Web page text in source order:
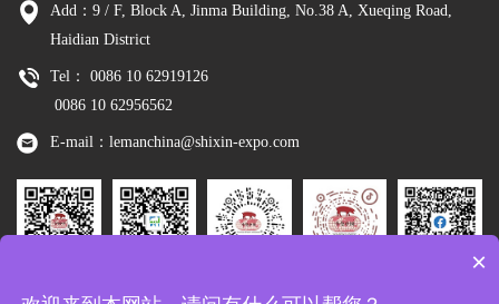
Add：9 / F, Block A, Jinma Building, No.38 A, Xueqing Road,
Haidian District
Tel： 0086 10 62919126
0086 10 62956562
E-mail：lemanchina@shixin-expo.com
×